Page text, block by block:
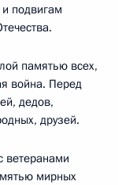
подвигам
памятью всех,
война. Перед
дедов,
друзей.
ветеранами
мирных